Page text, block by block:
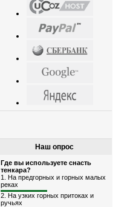
Наш опрос
Где вы используете снасть
тенкара?
1. На предгорных и горных малых
реках
2. На узких горных притоках и
ручьях